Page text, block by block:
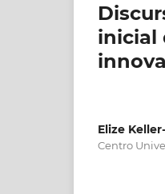
inicial
Elize
Centro